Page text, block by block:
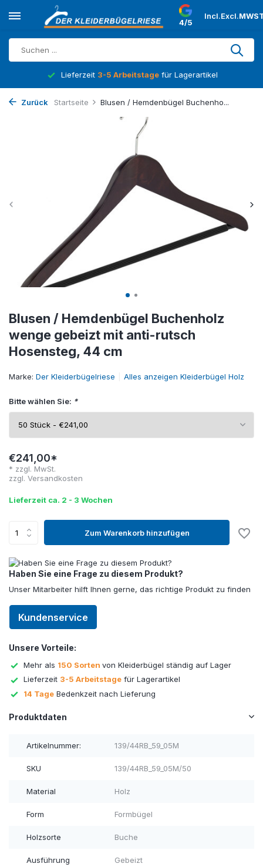
4/5
Incl.Excl.
Lieferzeit 3-5 Arbeitstage für Lagerartikel
Zurück Startseite Blusen / Hemdenbügel Buchenho...
Blusen / Hemdenbügel Buchenholz
wenge gebeizt mit anti-rutsch
Hosensteg, 44 cm
Marke: Der Kleiderbügelriese Alles anzeigen Kleiderbügel Holz
Bitte wählen Sie: *
€241,00*
* zzgl. MwSt.
zzgl. Versandkosten
Lieferzeit ca. 2 - 3 Wochen
Zum Warenkorb hinzufügen
Haben Sie eine Frage zu diesem Produkt?
Unser Mitarbeiter hilft Ihnen gerne, das richtige Produkt zu finden
Kundenservice
Unsere Vorteile:
Mehr als 150 Sorten von Kleiderbügel ständig auf Lager
Lieferzeit 3-5 Arbeitstage für Lagerartikel
14 Tage Bedenkzeit nach Lieferung
Produktdaten
Artikelnummer: 139/44RB_59_05M
SKU 139/44RB_59_05M/50
Material Holz
Form Formbügel
Holzsorte Buche
Ausführung Gebeizt